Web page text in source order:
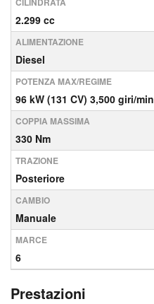
2.299 cc
ALIMENTAZIONE
Diesel
POTENZA MAX/REGIME
96 kW (131 CV) 3,500 giri/min
COPPIA MASSIMA
330 Nm
TRAZIONE
Posteriore
CAMBIO
Manuale
MARCE
6
Prestazioni